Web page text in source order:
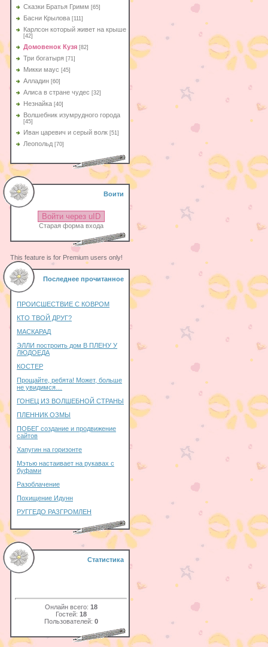
Сказки Братья Гримм [65]
Басни Крылова [111]
Карлсон который живет на крыше
[42]
Домовенок Кузя [82]
Три богатыря [71]
Микки маус [45]
Алладин [60]
Aлиса в стране чудес [32]
Незнайка [40]
Волшебник изумрудного города
[45]
Иван царевич и серый волк [51]
Леопольд [70]
Воити
Войти через uID
Старая форма входа
This feature is for Premium users only!
Последнее прочитанное
ПРОИСШЕСТВИЕ С КОВРОМ
КТО ТВОЙ ДРУГ?
МАСКАРАД
ЭЛЛИ построить дом В ПЛЕНУ У
ЛЮДОЕДА
КОСТЕР
Прощайте, ребята! Может, больше
не увидимся…
ГОНЕЦ ИЗ ВОЛШЕБНОЙ СТРАНЫ
ПЛЕННИК ОЗМЫ
ПОБЕГ создание и продвижение
сайтов
Хапугин на горизонте
Мэтью настаивает на рукавах с
буфами
Разоблачение
Похищение Идунн
РУГГЕДО РАЗГРОМЛЕН
Статистика
Онлайн всего: 18
Гостей: 18
Пользователей: 0